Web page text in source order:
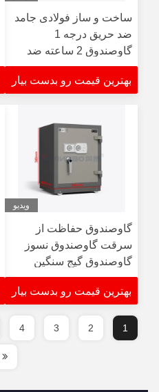
ساخت و ساز فولادی جامد
ضد حریق درجه 1
گاوصندوق 2 ساعته ضد
حریق
بهترین قیمت رو بدست بیار
ویدیو
گاوصندوق حفاظت از
سرقت گاوصندوق نسوز
گاوصندوق گیج سنگین
استیل گاوصندوق درجه
بندی آتش نشانی UL
بهترین قیمت رو بدست بیار
1
2
3
4